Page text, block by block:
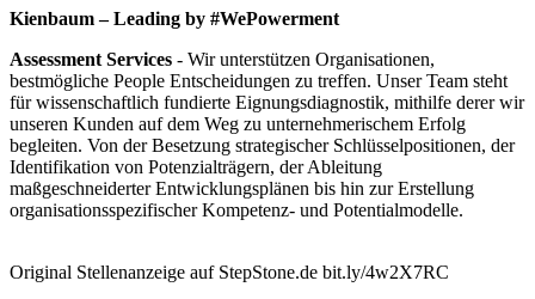
Kienbaum – Leading by #WePowerment
Assessment Services - Wir unterstützen Organisationen,
bestmögliche People Entscheidungen zu treffen. Unser Team steht
für wissenschaftlich fundierte Eignungsdiagnostik, mithilfe derer wir
unseren Kunden auf dem Weg zu unternehmerischem Erfolg
begleiten. Von der Besetzung strategischer Schlüsselpositionen, der
Identifikation von Potenzialträgern, der Ableitung
maßgeschneiderter Entwicklungsplänen bis hin zur Erstellung
organisationsspezifischer Kompetenz- und Potentialmodelle.
Original Stellenanzeige auf StepStone.de bit.ly/4w2X7RC